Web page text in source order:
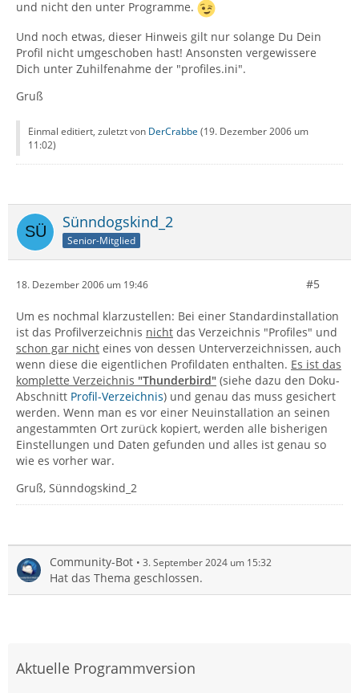
und nicht den unter Programme.
Und noch etwas, dieser Hinweis gilt nur solange Du Dein
Profil nicht umgeschoben hast! Ansonsten vergewissere
Dich unter Zuhilfenahme der "profiles.ini".
Gruß
Einmal editiert, zuletzt von DerCrabbe (19. Dezember 2006 um
11:02)
Sünndogskind_2
Senior-Mitglied
18. Dezember 2006 um 19:46 #5
Um es nochmal klarzustellen: Bei einer Standardinstallation
ist das Profilverzeichnis nicht das Verzeichnis "Profiles" und
schon gar nicht eines von dessen Unterverzeichnissen, auch
wenn diese die eigentlichen Profildaten enthalten. Es ist das
komplette Verzeichnis "Thunderbird" (siehe dazu den Doku-
Abschnitt Profil-Verzeichnis) und genau das muss gesichert
werden. Wenn man es vor einer Neuinstallation an seinen
angestammten Ort zurück kopiert, werden alle bisherigen
Einstellungen und Daten gefunden und alles ist genau so
wie es vorher war.
Gruß, Sünndogskind_2
Community-Bot 3. September 2024 um 15:32
Hat das Thema geschlossen.
Aktuelle Programmversion